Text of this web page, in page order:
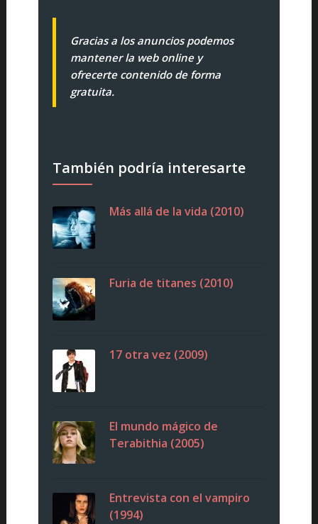
Gracias a los anuncios podemos
mantener la web online y
ofrecerte contenido de forma
gratuita.
También podría interesarte
Más allá de la vida (2010)
Furia de titanes (2010)
17 otra vez (2009)
El mundo mágico de
Terabithia (2005)
Entrevista con el vampiro
(1994)